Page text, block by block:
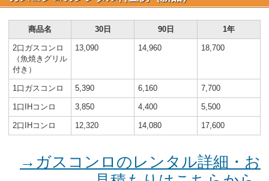
商品名 30日 90日 1年
2口ガスコンロ
（魚焼きグリル
付き）
13,090 14,960 18,700
1口ガスコンロ 5,390 6,160 7,700
1口IHコンロ 3,850 4,400 5,500
2口IHコンロ 12,320 14,080 17,600
→ガスコンロのレンタル詳細・お